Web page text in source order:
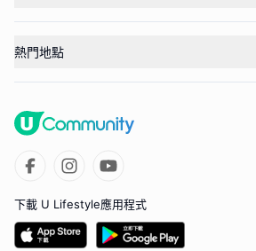
熱門地點
下載 U Lifestyle應用程式